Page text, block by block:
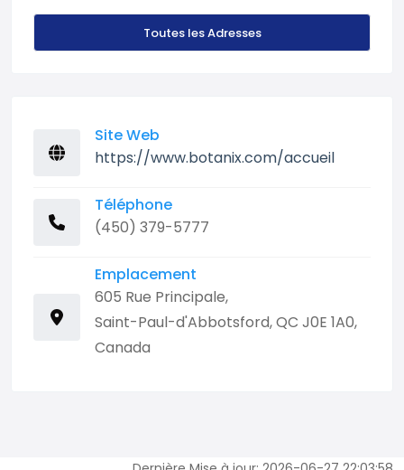
Toutes les Adresses
Site Web
https://www.botanix.com/accueil
Téléphone
(450) 379-5777
Emplacement
605 Rue Principale,
Saint-Paul-d'Abbotsford, QC J0E 1A0,
Canada